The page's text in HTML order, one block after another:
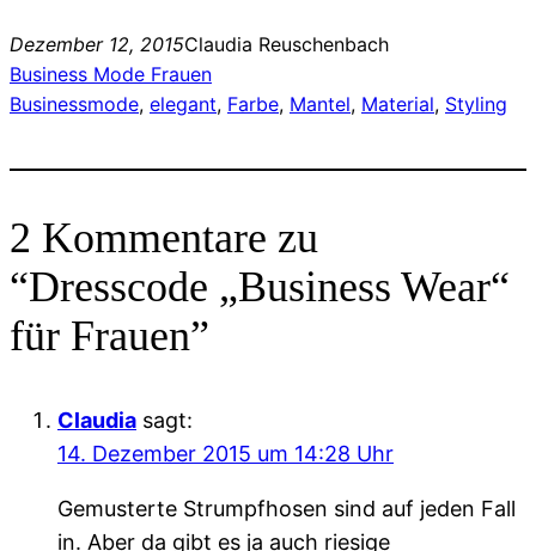
Dezember 12, 2015Claudia Reuschenbach
Business Mode Frauen
Businessmode, elegant, Farbe, Mantel, Material, Styling
2 Kommentare zu
“Dresscode „Business Wear“
für Frauen”
Claudia sagt:
14. Dezember 2015 um 14:28 Uhr
Gemusterte Strumpfhosen sind auf jeden Fall
in. Aber da gibt es ja auch riesige